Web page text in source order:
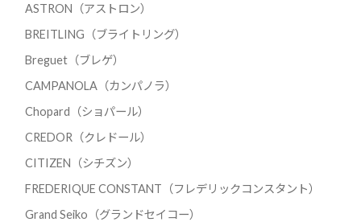
ASTRON（アストロン）
BREITLING（ブライトリング）
Breguet（ブレゲ）
CAMPANOLA（カンパノラ）
Chopard（ショパール）
CREDOR（クレドール）
CITIZEN（シチズン）
FREDERIQUE CONSTANT（フレデリックコンスタント）
Grand Seiko（グランドセイコー）